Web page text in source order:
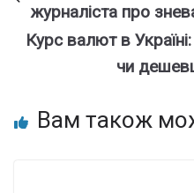
журналіста про
Курс валют в
чи
Вам також